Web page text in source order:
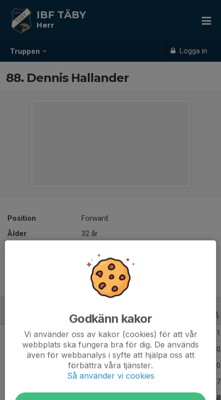
Truppen Logga in
IBF TÄBY
Herr
88. Dennis Hallander
Position
Forward
Ålder
32 år
ALLA ÅR
Säsongen 25/26 18 11
Säsongen 24/25 18 7 10
10
17
Totalt 38 48
Godkänn kakor
Vi använder oss av kakor (cookies) för att vår
webbplats ska fungera bra för dig. De används
även för webbanalys i syfte att hjälpa oss att
förbättra våra tjänster.
Så använder vi cookies